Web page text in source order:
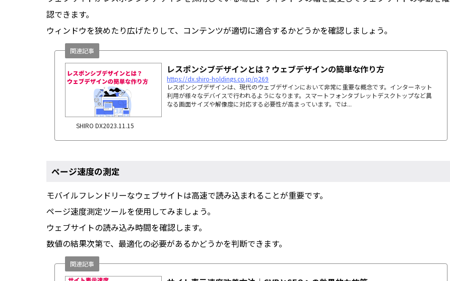
認できます。
ウィンドウを狭めたり広げたりして、コンテンツが適切に適合するかどうかを確認しましょう。
レスポンシブデザインとは？ウェブデザインの簡単な作り方
https://dx.shiro-holdings.co.jp/p269
レスポンシブデザインは、現代のウェブデザインにおいて非常に重要な概念です。インターネット
利用が様々なデバイスで行われるようになります。スマートフォンタブレットデスクトップなど異
なる画面サイズや解像度に対応する必要性が高まっています。では...
SHIRO DX
関連記事
2023.11.15
ページ速度の測定
モバイルフレンドリーなウェブサイトは高速で読み込まれることが重要です。
ページ速度測定ツールを使用してみましょう。
ウェブサイトの読み込み時間を確認します。
数値の結果次第で、最適化の必要があるかどうかを判断できます。
関連記事